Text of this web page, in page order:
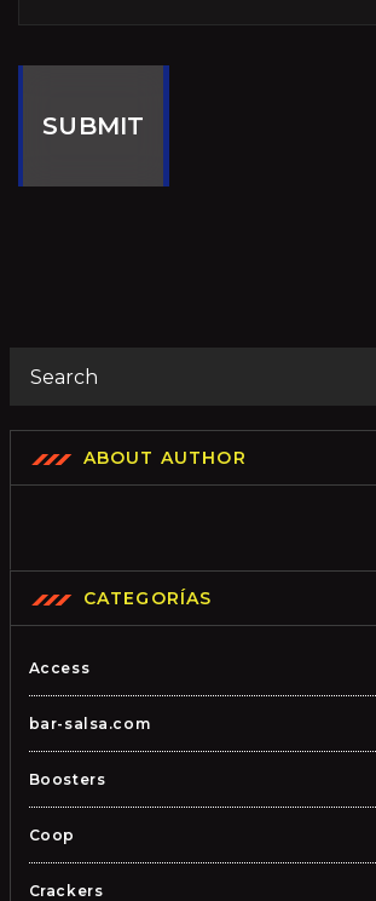
SUBMIT
ABOUT AUTHOR
CATEGORÍAS
Access
bar-salsa.com
Boosters
Coop
Crackers